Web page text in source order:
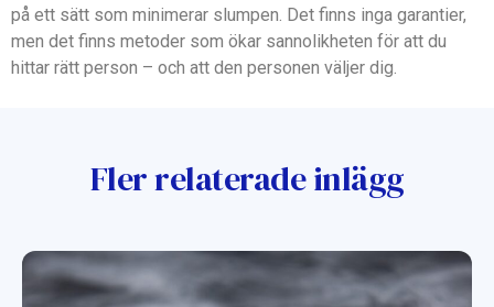
på ett sätt som minimerar slumpen. Det finns inga garantier,
men det finns metoder som ökar sannolikheten för att du
hittar rätt person – och att den personen väljer dig.
Fler relaterade inlägg